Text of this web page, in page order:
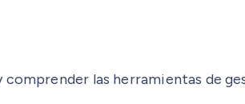
las herramientas de